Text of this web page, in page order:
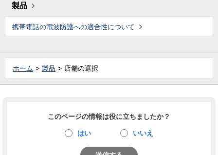
製品
携帯電話の電波防護への適合性について
ホーム 製品 店舗の選択
このページの情報は役に立ちましたか？
はい いいえ